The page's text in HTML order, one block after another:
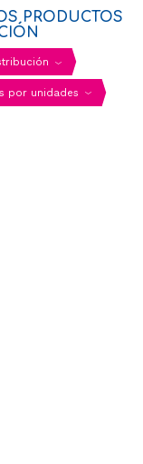
PRODUCTOS
por unidades